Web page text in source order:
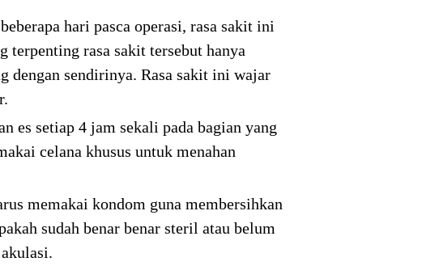
hari pasca operasi, rasa sakit ini
terpenting rasa sakit tersebut hanya
dengan sendirinya. Rasa sakit ini wajar
es setiap 4 jam sekali pada bagian yang
celana khusus untuk menahan
memakai kondom guna membersihkan
sudah benar benar steril atau belum